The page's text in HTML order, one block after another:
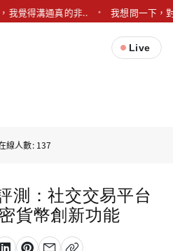
我覺得溝通真的非.. 我想問一下，
Live
線人數: 137
測：社交交易平台
貨幣創新功能